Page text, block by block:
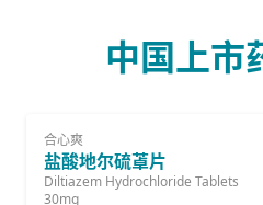
中国上市
合心爽
盐酸地尔硫䓬片
Diltiazem Hydrochloride Tablets
30mg